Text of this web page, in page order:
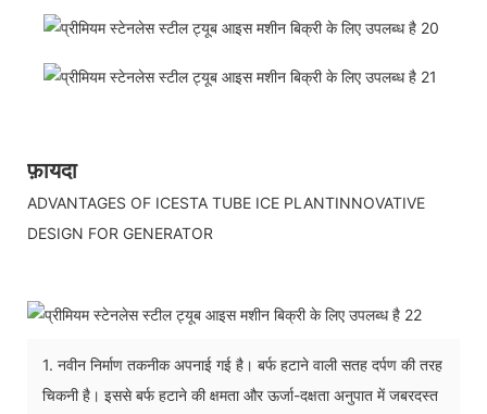
फ़ायदा
ADVANTAGES OF ICESTA TUBE ICE PLANTINNOVATIVE
DESIGN FOR GENERATOR
1. नवीन निर्माण तकनीक अपनाई गई है। बर्फ हटाने वाली सतह दर्पण की तरह
चिकनी है। इससे बर्फ हटाने की क्षमता और ऊर्जा-दक्षता अनुपात में जबरदस्त